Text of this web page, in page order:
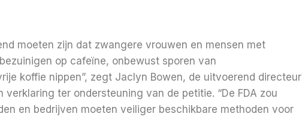
moeten zijn dat zwangere vrouwen en mensen met
op cafeïne, onbewust sporen van
koffie nippen”, zegt Jaclyn Bowen, de uitvoerend directeur
verklaring ter ondersteuning van de petitie. “De FDA zou
en bedrijven moeten veiliger beschikbare methoden voor